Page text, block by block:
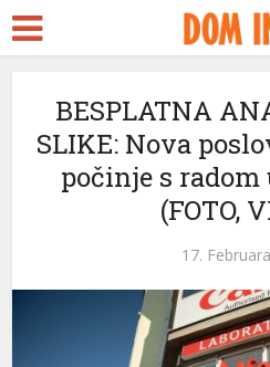
BESPLATNA
SLIKE: Nova
počinje s
(FOTO,
17.